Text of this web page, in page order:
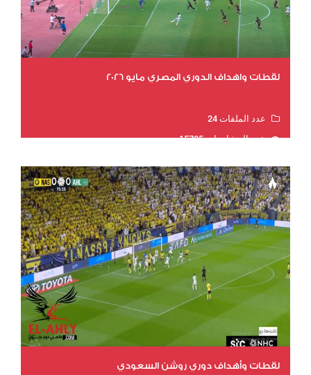
لقطات واهداف الدوري المصري مايو 2026
عدد الملفات 24
عدد المشاهدات 15705
لقطات وأهداف دوري روشن السعودي